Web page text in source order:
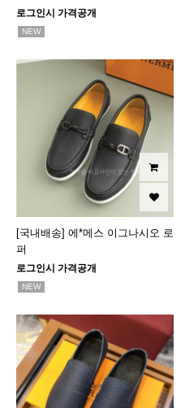
로그인시 가격공개
NEW
[국내배송] 에*메스 이그나시오 로
퍼
로그인시 가격공개
NEW